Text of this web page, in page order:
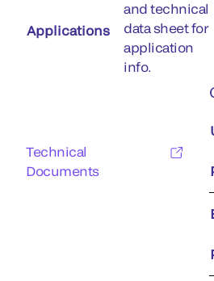
Applications
and technical
data sheet for
application
info.
Technical
Documents